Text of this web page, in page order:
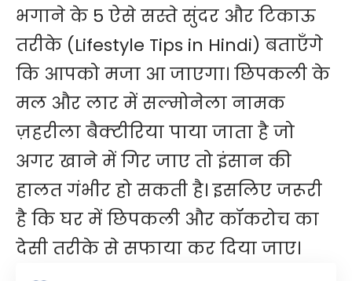
भगाने के 5 ऐसे सस्ते सुंदर और टिकाऊ
तरीके (Lifestyle Tips in Hindi) बताएँगे
कि आपको मजा आ जाएगा। छिपकली के
मल और लार में सल्मोनेला नामक
ज़हरीला बैक्टीरिया पाया जाता है जो
अगर खाने में गिर जाए तो इंसान की
हालत गंभीर हो सकती है। इसलिए जरूरी
है कि घर में छिपकली औरकॉकरोचका
देसी तरीके से सफाया कर दिया जाए।